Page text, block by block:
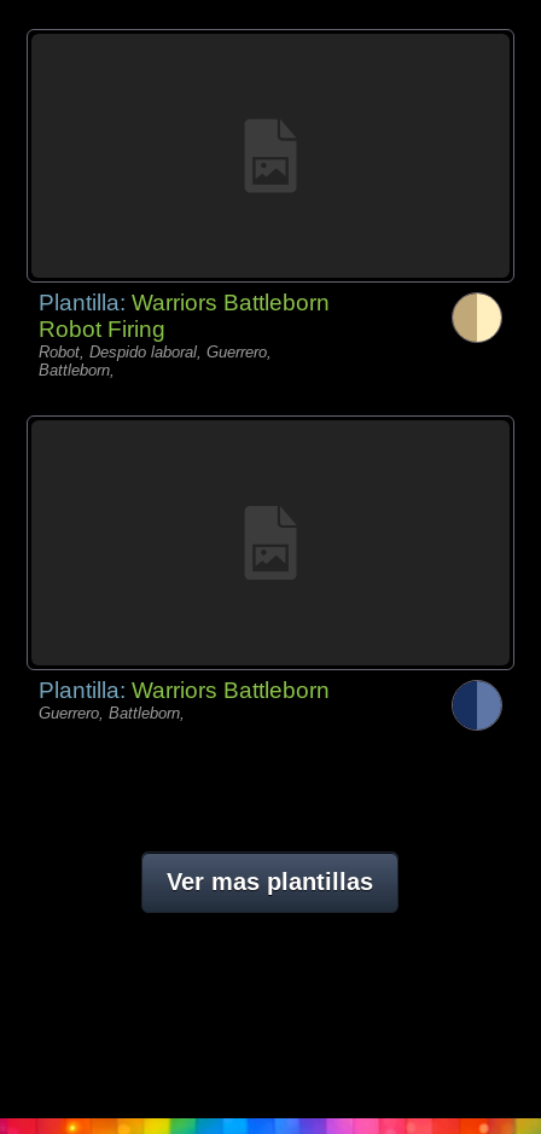
Plantilla:Warriors Battleborn
Robot Firing
Robot, Despido laboral, Guerrero,
Battleborn,
Plantilla:Warriors Battleborn
Guerrero, Battleborn,
Ver mas plantillas